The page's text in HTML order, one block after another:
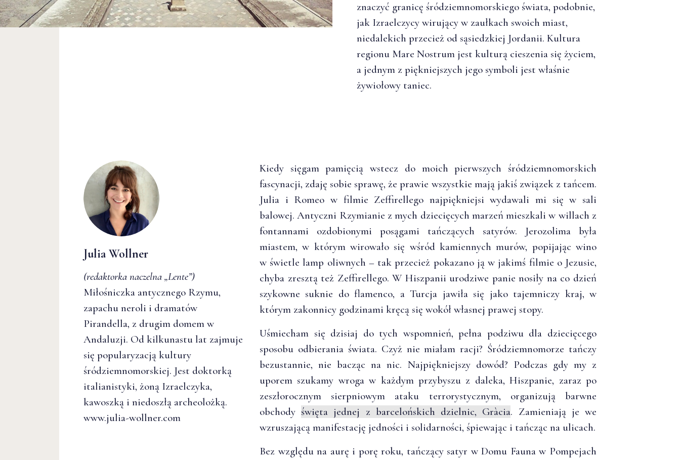
znaczyć granicę śródziemnomorskiego świata, podobnie,
jak Izraelczycy wirujący w zaułkach swoich miast,
niedalekich przecież od sąsiedzkiej Jordanii. Kultura
regionu Mare Nostrum jest kulturą cieszenia się życiem,
a jednym z piękniejszych jego symboli jest właśnie
żywiołowy taniec.
Julia Wollner
(redaktorka naczelna „Lente”)
Miłośniczka antycznego Rzymu,
zapachu neroli i dramatów
Pirandella, z drugim domem w
Andaluzji. Od kilkunastu lat zajmuje
się popularyzacją kultury
śródziemnomorskiej. Jest doktorką
italianistyki, żoną Izraelczyka,
kawoszką i niedoszłą archeolożką.
www.julia-wollner.com
Kiedy sięgam pamięcią wstecz do moich pierwszych śródziemnomorskich
fascynacji, zdaję sobie sprawę, że prawie wszystkie mają jakiś związek z tańcem.
Julia i Romeo w filmie Zeffirellego najpiękniejsi wydawali mi się w sali
balowej. Antyczni Rzymianie z mych dziecięcych marzeń mieszkali w willach z
fontannami ozdobionymi posągami tańczących satyrów. Jerozolima była
miastem, w którym wirowało się wśród kamiennych murów, popijając wino
w świetle lamp oliwnych – tak przecież pokazano ją w jakimś filmie o Jezusie,
chyba zresztą też Zeffirellego. W Hiszpanii urodziwe panie nosiły na co dzień
szykowne suknie do flamenco, a Turcja jawiła się jako tajemniczy kraj, w
którym zakonnicy godzinami kręcą się wokół własnej prawej stopy.
Uśmiecham się dzisiaj do tych wspomnień, pełna podziwu dla dziecięcego
sposobu odbierania świata. Czyż nie miałam racji? Śródziemnomorze tańczy
bezustannie, nie bacząc na nic. Najpiękniejszy dowód? Podczas gdy my z
uporem szukamy wroga w każdym przybyszu z daleka, Hiszpanie, zaraz po
zeszłorocznym sierpniowym ataku terrorystycznym, organizują barwne
obchody święta jednej z barcelońskich dzielnic, Gràcia. Zamieniają je we
wzruszającą manifestację jedności i solidarności, śpiewając i tańcząc na ulicach.
Bez względu na aurę i porę roku, tańczący satyr w Domu Fauna w Pompejach